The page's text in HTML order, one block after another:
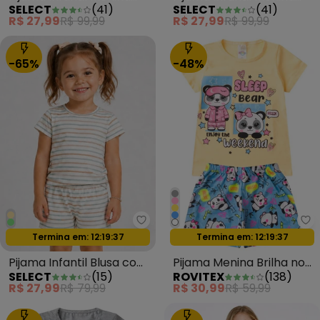
Brilha no Escuro Amarelo
SELECT (41)
R$ 27,99R$ 99,99
Brilha no Escuro Azul
SELECT (41)
R$ 27,99R$ 99,99
-65%
Select - Pijama Infantil Blusa
Oferta relâmpago
Termina em: 12:19:35
Pijama Infantil Blusa com
Shorts Bege
SELECT (15)
R$ 27,99R$ 79,99
-48%
Oferta relâmpago
Termina em: 12:19:35
Pijama Menina Brilha no
Escuro Kappes Amarelo
ROVITEX (138)
R$ 30,99R$ 59,99